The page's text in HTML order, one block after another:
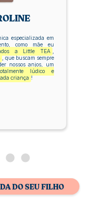
especializada em
como mãe eu
a Little TEA ,
, que buscam sempre
nossos anjos, um
lúdico e
criança !
DO SEU FILHO